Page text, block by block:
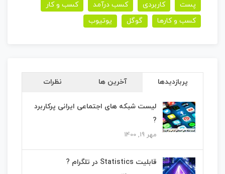
پست
کاربردی کسب درآمد
کسب و کار
کسب و کارها
گوگل یوتیوب
پربازدیدها آخرین ها نظرات
لیست شبکه های اجتماعی ایرانی پرکاربرد
?
مهر 19, 1400
قابلیت Statistics در تلگرام ?